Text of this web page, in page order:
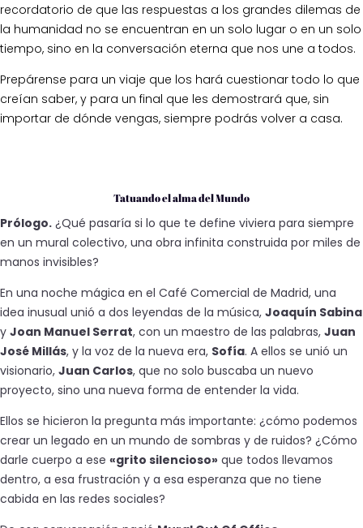
recordatorio de que las respuestas a los grandes dilemas de
la humanidad no se encuentran en un solo lugar o en un solo
tiempo, sino en la conversación eterna que nos une a todos.
Prepárense para un viaje que los hará cuestionar todo lo que
creían saber, y para un final que les demostrará que, sin
importar de dónde vengas, siempre podrás volver a casa.
Tatuando el alma del Mundo
Prólogo. ¿Qué pasaría si lo que te define viviera para siempre
en un mural colectivo, una obra infinita construida por miles de
manos invisibles?
En una noche mágica en el Café Comercial de Madrid, una
idea inusual unió a dos leyendas de la música, Joaquín Sabina
y Joan Manuel Serrat, con un maestro de las palabras, Juan
José Millás, y la voz de la nueva era, Sofía. A ellos se unió un
visionario, Juan Carlos, que no solo buscaba un nuevo
proyecto, sino una nueva forma de entender la vida.
Ellos se hicieron la pregunta más importante: ¿cómo podemos
crear un legado en un mundo de sombras y de ruidos? ¿Cómo
darle cuerpo a ese «grito silencioso» que todos llevamos
dentro, a esa frustración y a esa esperanza que no tiene
cabida en las redes sociales?